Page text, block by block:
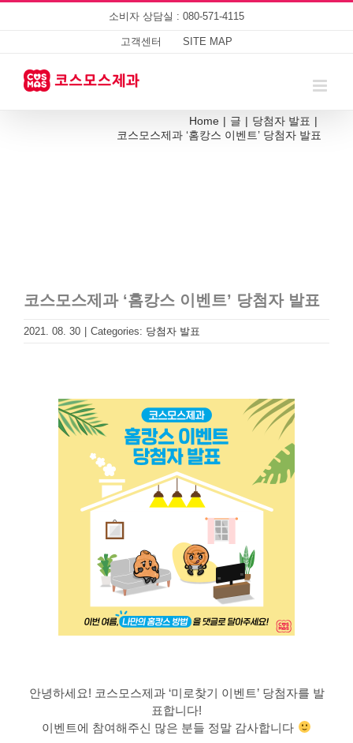
소비자 상담실 : 080-571-4115
고객센터 SITE MAP
Home | 글 | 당첨자 발표 |
코스모스제과 ‘홈캉스 이벤트’ 당첨자 발표
코스모스제과 ‘홈캉스 이벤트’ 당첨자 발표
2021. 08. 30 | Categories: 당첨자 발표
안녕하세요! 코스모스제과 ‘미로찾기 이벤트’ 당첨자를 발
표합니다!
이벤트에 참여해주신 많은 분들 정말 감사합니다